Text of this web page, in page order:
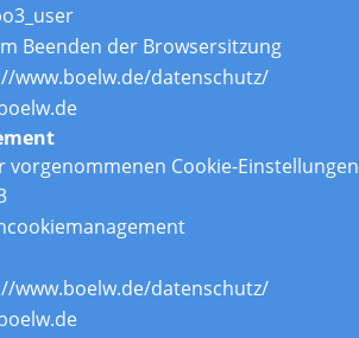
Beenden der Browsersitzung
www.boelw.de/datenschutz/
vorgenommenen Cookie-Einstellungen
www.boelw.de/datenschutz/